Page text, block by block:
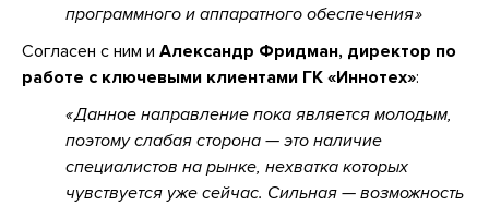
программного и аппаратного обеспечения
Согласен с ним и Александр Фридман, директор по
работе с ключевыми клиентами ГК «Иннотех»:
Данное направление пока является молодым,
поэтому слабая сторона — это наличие
специалистов на рынке, нехватка которых
чувствуется уже сейчас. Сильная — возможность